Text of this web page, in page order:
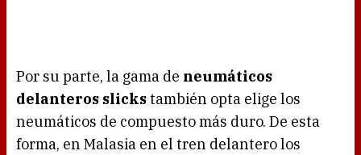
Por su parte, la gama de neumáticos
delanteros slickstambién opta elige los
neumáticos de compuesto más duro. De esta
forma, en Malasia en el tren delantero los